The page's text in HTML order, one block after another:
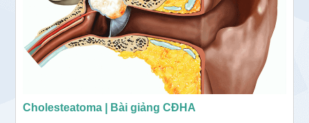
Cholesteatoma | Bài giảng CĐHA